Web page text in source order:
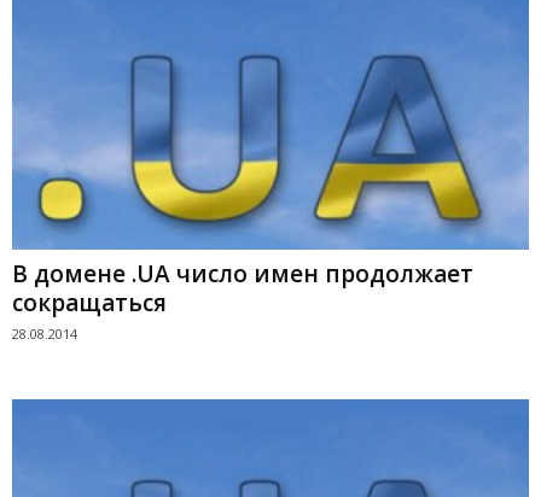
В домене .UA число имен продолжает
сокращаться
28.08.2014